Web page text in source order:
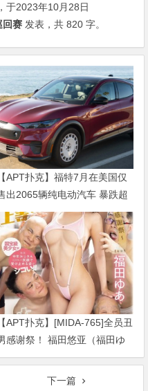
于2023年10月28日
回赛 发表，共 820 字。
【APT扑克】福特7月在美国仅
出2065辆纯电动汽车 暴跌超
七成
【APT扑克】[MIDA-765]全员丑
感谢祭！ 福田悠亚（福田ゆ
）解禁大乱交！
下一篇